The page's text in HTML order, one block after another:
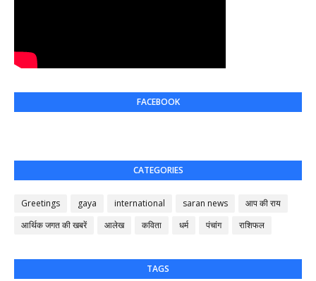
FACEBOOK
CATEGORIES
Greetings gaya international saran news
आप की राय
आर्थिक जगत की खबरें
आलेख कविता धर्म पंचांग राशिफल
TAGS